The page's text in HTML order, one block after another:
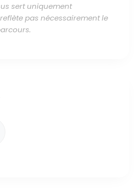
sert uniquement
pas nécessairement le